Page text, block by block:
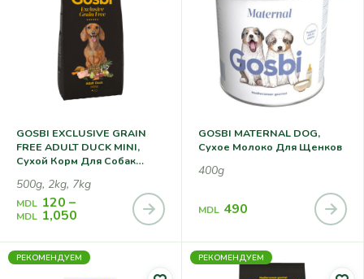
GOSBI EXCLUSIVE GRAIN
FREE ADULT DUCK MINI,
Сухой Корм Для Собак
500g, 2kg, 7kg
MDL 120 –
MDL 1,050
GOSBI MATERNAL DOG,
Сухое Молоко Для Щенков
400g
MDL 490
РЕКОМЕНДУЕМ РЕКОМЕНДУЕМ